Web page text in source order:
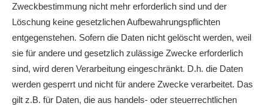
Zweckbestimmung nicht mehr erforderlich sind und der
Löschung keine gesetzlichen Aufbewahrungspflichten
entgegenstehen. Sofern die Daten nicht gelöscht werden, weil
sie für andere und gesetzlich zulässige Zwecke erforderlich
sind, wird deren Verarbeitung eingeschränkt. D.h. die Daten
werden gesperrt und nicht für andere Zwecke verarbeitet. Das
gilt z.B. für Daten, die aus handels- oder steuerrechtlichen